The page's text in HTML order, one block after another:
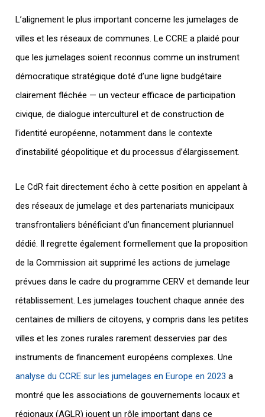
L’alignement le plus important concerne les jumelages de
villes et les réseaux de communes. Le CCRE a plaidé pour
que les jumelages soient reconnus comme un instrument
démocratique stratégique doté d’une ligne budgétaire
clairement fléchée — un vecteur efficace de participation
civique, de dialogue interculturel et de construction de
l’identité européenne, notamment dans le contexte
d’instabilité géopolitique et du processus d’élargissement.
Le CdR fait directement écho à cette position en appelant à
des réseaux de jumelage et des partenariats municipaux
transfrontaliers bénéficiant d’un financement pluriannuel
dédié. Il regrette également formellement que la proposition
de la Commission ait supprimé les actions de jumelage
prévues dans le cadre du programme CERV et demande leur
rétablissement. Les jumelages touchent chaque année des
centaines de milliers de citoyens, y compris dans les petites
villes et les zones rurales rarement desservies par des
instruments de financement européens complexes. Une
analyse du CCRE sur les jumelages en Europe en 2023 a
montré que les associations de gouvernements locaux et
régionaux (AGLR) jouent un rôle important dans ce